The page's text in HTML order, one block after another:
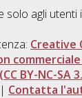
solo agli utenti
Creative
BY-NC-SA
| Contatta